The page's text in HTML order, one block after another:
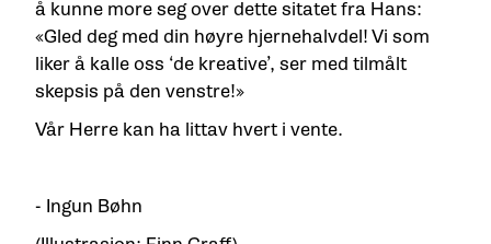
å kunne more seg over dette sitatet fra Hans:
«Gled deg med din høyre hjernehalvdel! Vi som
liker å kalle oss ‘de kreative’, ser med tilmålt
skepsis på den venstre!»
Vår Herre kan ha littav hvert i vente.
- Ingun Bøhn